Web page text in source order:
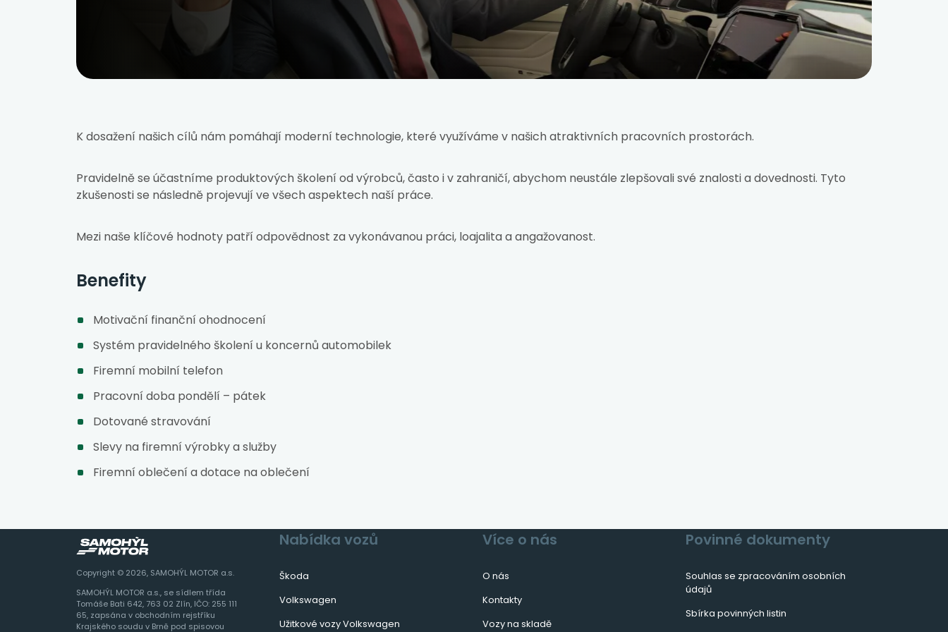
K dosažení našich cílů nám pomáhají moderní technologie, které využíváme v našich atraktivních pracovních prostorách.
Pravidelně se účastníme produktových školení od výrobců, často i v zahraničí, abychom neustále zlepšovali své znalosti a dovednosti. Tyto
zkušenosti se následně projevují ve všech aspektech naší práce.
Mezi naše klíčové hodnoty patří odpovědnost za vykonávanou práci, loajalita a angažovanost.
Benefity
Motivační finanční ohodnocení
Systém pravidelného školení u koncernů automobilek
Firemní mobilní telefon
Pracovní doba pondělí – pátek
Dotované stravování
Slevy na firemní výrobky a služby
Firemní oblečení a dotace na oblečení
Jméno a přijmení * Vaše e-mail *
Odeslat zprávu
Copyright © 2026, SAMOHÝL MOTOR a.s.
SAMOHÝL MOTOR a.s., se sídlem třída
Tomáše Bati 642, 763 02 Zlín, IČO: 255 111
65, zapsána v obchodním rejstříku
Krajského soudu v Brně pod spisovou
Nabídka vozů
Škoda
Volkswagen
Užitkové vozy Volkswagen
Více o nás
O nás
Kontakty
Vozy na skladě
Povinné dokumenty
Souhlas se zpracováním osobních
údajů
Sbírka povinných listin